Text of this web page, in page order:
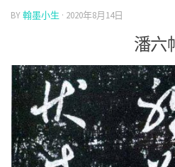
BY翰墨小生 · 2020年8月14日
潘六